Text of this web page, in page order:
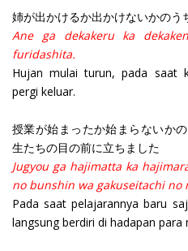
姉が出かけるか出かけないかのう
Ane ga dekakeru ka
furidashita.
Hujan mulai turun, pada saat
pergi keluar.
授業が始まったか始まらないか
生たちの目の前に立ちました
Jugyou ga hajimatta ka
no bunshin wa gakuseitachi no
Pada saat pelajarannya baru
langsung berdiri di hadapan para